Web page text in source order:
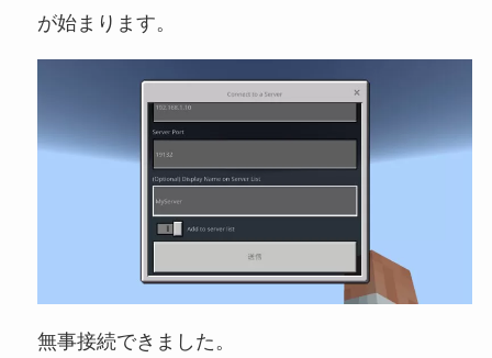
が始まります。
無事接続できました。